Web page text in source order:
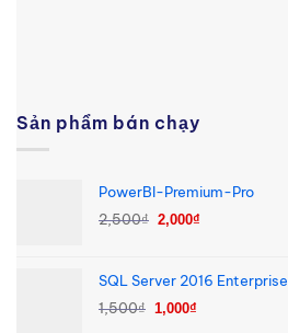
Sản phẩm bán chạy
PowerBI-Premium-Pro
2,500₫ Giá
2,500₫.
2,000₫Giá
là:
SQL Server 2016 Enterprise
1,500₫ Giá
1,000₫Giá